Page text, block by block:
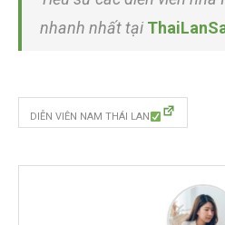
nhanh nhất tại
DIỄN VIÊN NAM THÁI LAN